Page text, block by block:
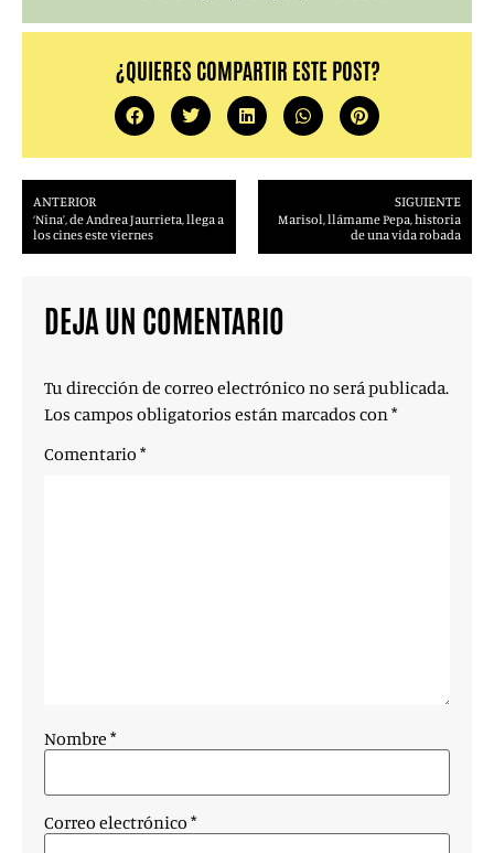
¿QUIERES COMPARTIR ESTE POST?
ANTERIOR
‘Nina’, de Andrea Jaurrieta, llega a
los cines este viernes
SIGUIENTE
Marisol, llámame Pepa, historia
de una vida robada
DEJA UN COMENTARIO
Tu dirección de correo electrónico no será publicada.
Los campos obligatorios están marcados con*
Comentario *
Nombre *
Correo electrónico *